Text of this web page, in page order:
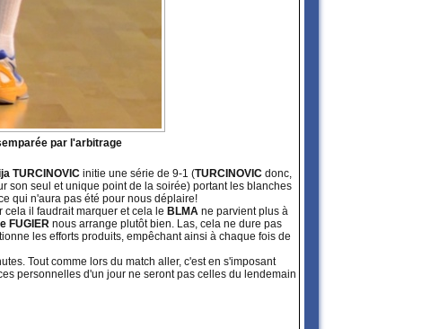
par l'arbitrage
TURCINOVIC initie une série de 9-1 (TURCINOVIC donc,
son seul et unique point de la soirée) portant les blanches
qui n'aura pas été pour nous déplaire!
il faudrait marquer et cela le BLMA ne parvient plus à
FUGIER nous arrange plutôt bien. Las, cela ne dure pas
les efforts produits, empêchant ainsi à chaque fois de
Tout comme lors du match aller, c'est en s'imposant
personnelles d'un jour ne seront pas celles du lendemain